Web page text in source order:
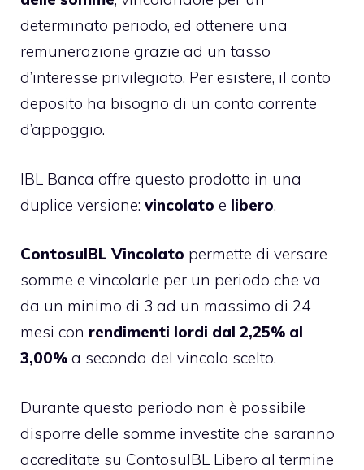
determinato periodo, ed ottenere una
remunerazione grazie ad un tasso
d’interesse privilegiato. Per esistere, il conto
deposito ha bisogno di un conto corrente
d’appoggio.
IBL Banca offre questo prodotto in una
duplice versione: vincolato e libero.
ContosuIBL Vincolato permette di versare
somme e vincolarle per un periodo che va
da un minimo di 3 ad un massimo di 24
mesi con rendimenti lordi dal 2,25% al
3,00% a seconda del vincolo scelto.
Durante questo periodo non è possibile
disporre delle somme investite che saranno
accreditate su ContosuIBL Libero al termine